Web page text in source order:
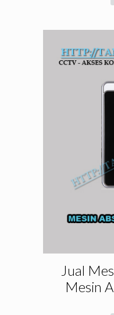
Jual
Mesin